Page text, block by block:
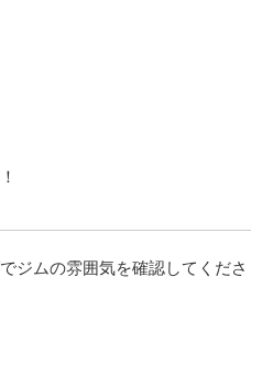
ジムの雰囲気を確認してくださ